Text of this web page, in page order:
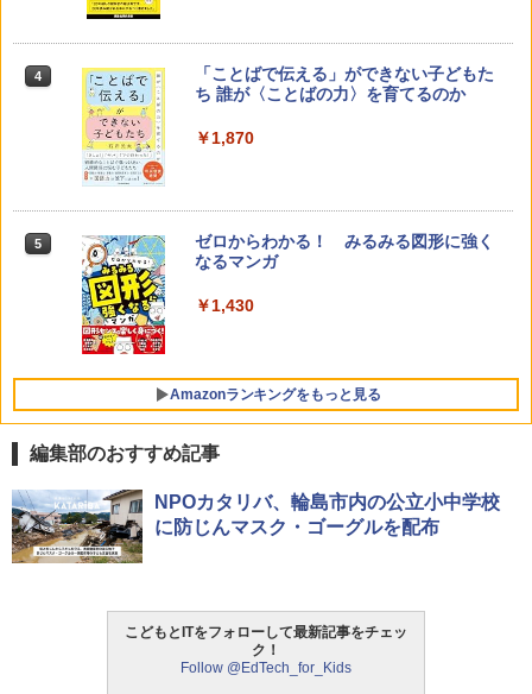
4
「ことばで伝える」ができない子どもた
ち 誰が〈ことばの力〉を育てるのか
￥1,870
5
ゼロからわかる！ みるみる図形に強く
なるマンガ
￥1,430
Amazonランキングをもっと見る
1
Amazon Fire HD 10 キッズモデル (10イ
ンチ) ピンク 対象年齢3歳から 数千点の
キッズコンテンツが1年間使い放題
パイロット スイスイおえかき for Study
1
タッチペンで音が聞ける!はじめてずかん
1000 英語つき ([バラエティ])
中学英語をもう一度ひとつひとつわかり
やすく。改訂版
1
ThinkFun ボードゲーム 「サーキット・
メイズ」 配線回路をプログラミングする
日本語説明書付 8歳~ 76341 誕生日 クリ
編集部のおすすめ記事
NPOカタリバ、輪島市内の公立小中学校
に防じんマスク・ゴーグルを配布
こどもとITをフォローして最新記事をチェッ
ク！
Follow @EdTech_for_Kids